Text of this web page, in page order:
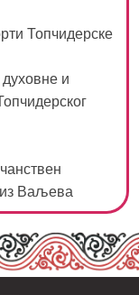
Топчидерске
и
из Ваљева